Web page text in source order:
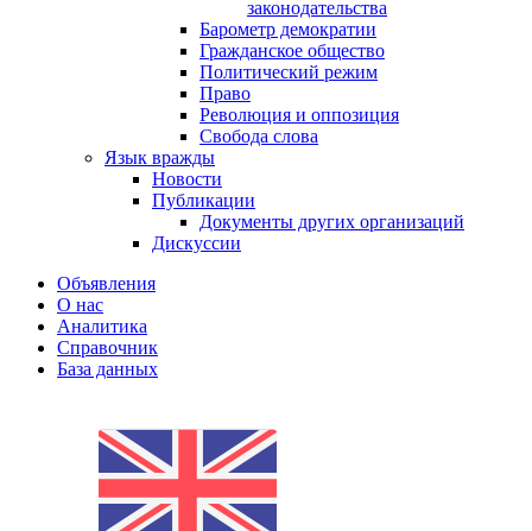
законодательства
Барометр демократии
Гражданское общество
Политический режим
Право
Революция и оппозиция
Свобода слова
Язык вражды
Новости
Публикации
Документы других организаций
Дискуссии
Объявления
О нас
Аналитика
Справочник
База данных